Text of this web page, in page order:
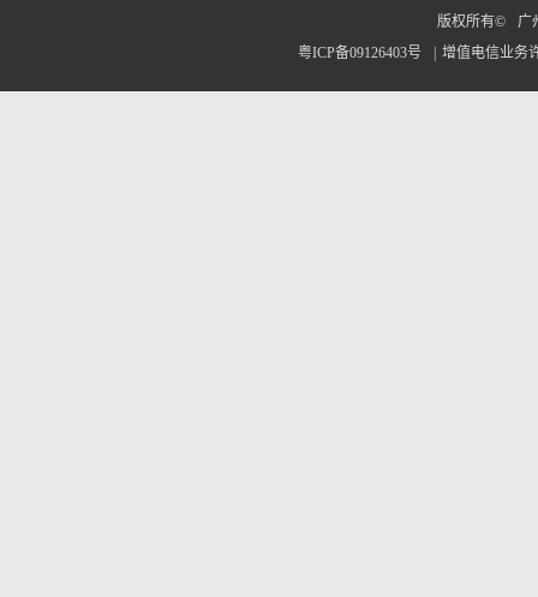
版权所有©
广
粤ICP备09126403号
增值电信业务